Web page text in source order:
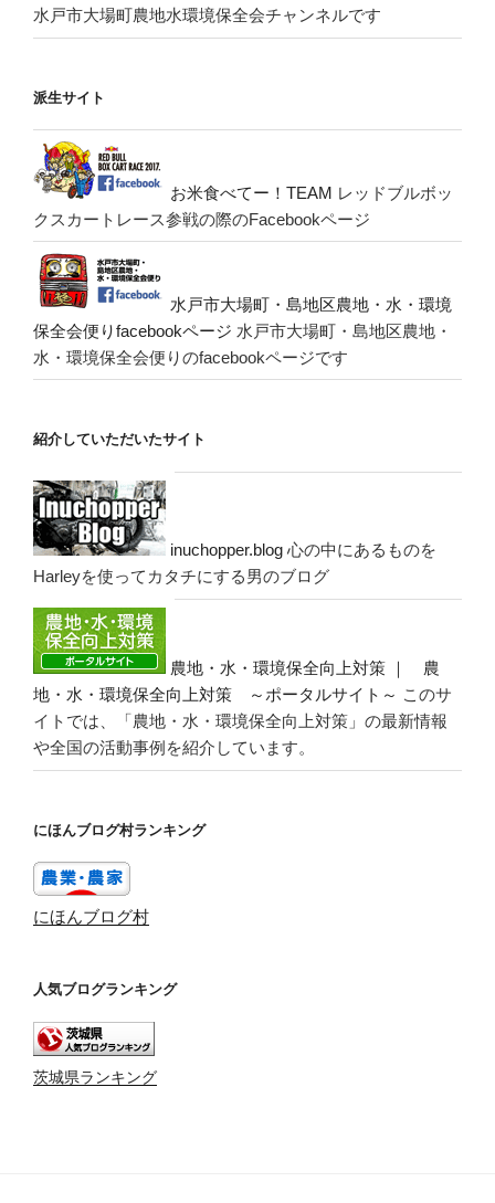
水戸市大場町農地水環境保全会チャンネルです
派生サイト
お米食べてー！TEAM レッドブルボッ
クスカートレース参戦の際のFacebookページ
水戸市大場町・島地区農地・水・環境
保全会便りfacebookページ 水戸市大場町・島地区農地・
水・環境保全会便りのfacebookページです
紹介していただいたサイト
inuchopper.blog 心の中にあるものを
Harleyを使ってカタチにする男のブログ
農地・水・環境保全向上対策 ｜ 農
地・水・環境保全向上対策 ～ポータルサイト～ このサ
イトでは、「農地・水・環境保全向上対策」の最新情報
や全国の活動事例を紹介しています。
にほんブログ村ランキング
にほんブログ村
人気ブログランキング
茨城県ランキング